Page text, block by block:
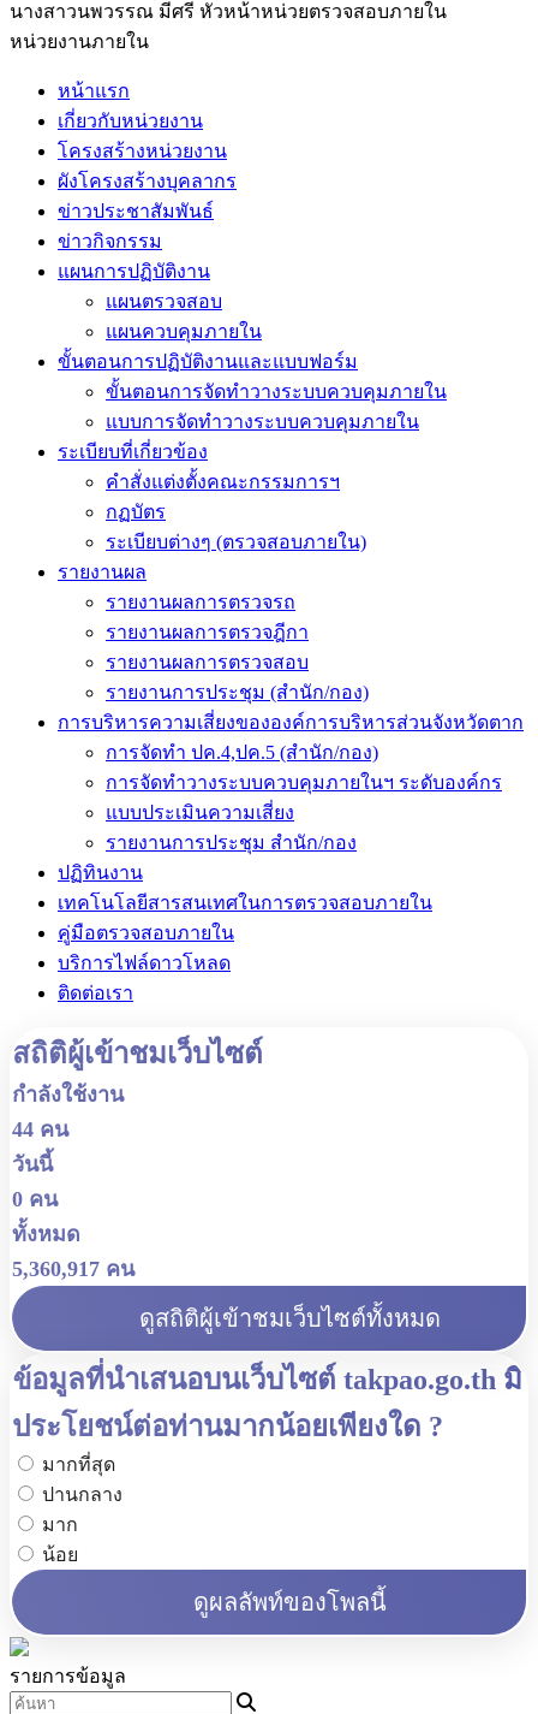
นางสาวนพวรรณ มีศรี หัวหน้าหน่วยตรวจสอบภายใน
หน่วยงานภายใน
หน้าแรก
เกี่ยวกับหน่วยงาน
โครงสร้างหน่วยงาน
ผังโครงสร้างบุคลากร
ข่าวประชาสัมพันธ์
ข่าวกิจกรรม
แผนการปฏิบัติงาน
แผนตรวจสอบ
แผนควบคุมภายใน
ขั้นตอนการปฏิบัติงานและแบบฟอร์ม
ขั้นตอนการจัดทำวางระบบควบคุมภายใน
แบบการจัดทำวางระบบควบคุมภายใน
ระเบียบที่เกี่ยวข้อง
คำสั่งแต่งตั้งคณะกรรมการฯ
กฏบัตร
ระเบียบต่างๆ (ตรวจสอบภายใน)
รายงานผล
รายงานผลการตรวจรถ
รายงานผลการตรวจฎีกา
รายงานผลการตรวจสอบ
รายงานการประชุม (สำนัก/กอง)
การบริหารความเสี่ยงขององค์การบริหารส่วนจังหวัดตาก
การจัดทำ ปค.4,ปค.5 (สำนัก/กอง)
การจัดทำวางระบบควบคุมภายในฯ ระดับองค์กร
แบบประเมินความเสี่ยง
รายงานการประชุม สำนัก/กอง
ปฏิทินงาน
เทคโนโลยีสารสนเทศในการตรวจสอบภายใน
คู่มือตรวจสอบภายใน
บริการไฟล์ดาวโหลด
ติดต่อเรา
สถิติผู้เข้าชมเว็บไซต์
กำลังใช้งาน
44 คน
วันนี้
0 คน
ทั้งหมด
5,360,917 คน
ดูสถิติผู้เข้าชมเว็บไซต์ทั้งหมด
ข้อมูลที่นำเสนอบนเว็บไซต์ takpao.go.th มี
ประโยชน์ต่อท่านมากน้อยเพียงใด ?
มากที่สุด
ปานกลาง
มาก
น้อย
ดูผลลัพท์ของโพลนี้
รายการข้อมูล